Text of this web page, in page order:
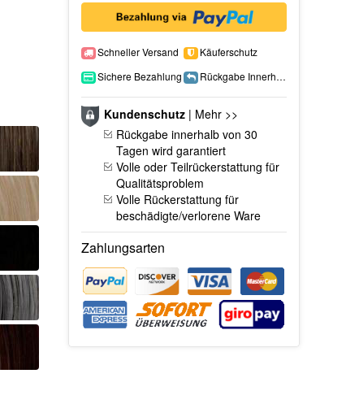
Schneller Versand
Käuferschutz
Sichere Bezahlung
Rückgabe Innerhalb 15 Tage
Kundenschutz| Mehr >>
Rückgabe innerhalb von 30
Tagen wird garantiert
Volle oder Teilrückerstattung für
Qualitätsproblem
Volle Rückerstattung für
beschädigte/verlorene Ware
Zahlungsarten